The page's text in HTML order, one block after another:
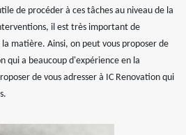
de procéder à ces tâches au niveau de la
il est très important de
matière. Ainsi, on peut vous proposer de
qui a beaucoup d'expérience en la
de vous adresser à IC Renovation qui